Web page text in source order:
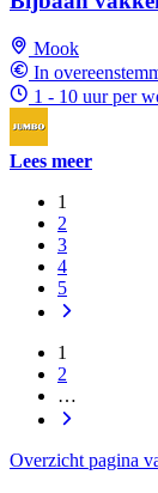
Mook
In
1 - 10 uur per
Lees meer
1
2
3
4
5
1
2
…
Overzicht pagina